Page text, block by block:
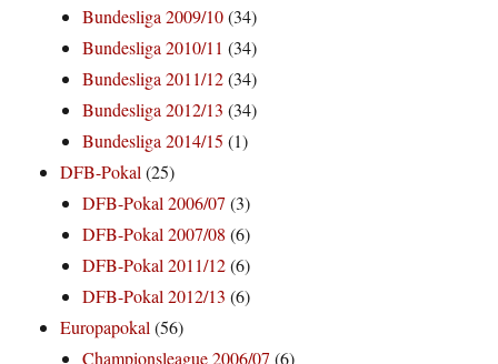
Bundesliga 2009/10(34)
Bundesliga 2010/11 (34)
Bundesliga 2011/12(34)
Bundesliga 2012/13 (34)
Bundesliga 2014/15 (1)
DFB-Pokal(25)
DFB-Pokal 2006/07 (3)
DFB-Pokal 2007/08 (6)
DFB-Pokal 2011/12(6)
DFB-Pokal 2012/13 (6)
Europapokal(56)
Championsleague 2006/07 (6)